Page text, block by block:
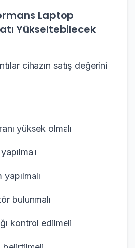
Laptop
Yükseltebilecek
cihazın satış değerini
yüksek olmalı
bulunmalı
kontrol edilmeli